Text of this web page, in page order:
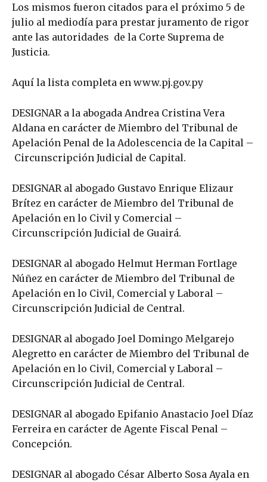
Los mismos fueron citados para el próximo 5 de
julio al mediodía para prestar juramento de rigor
ante las autoridades de la Corte Suprema de
Justicia.
Aquí la lista completa en www.pj.gov.py
DESIGNAR a la abogada Andrea Cristina Vera
Aldana en carácter de Miembro del Tribunal de
Apelación Penal de la Adolescencia de la Capital –
Circunscripción Judicial de Capital.
DESIGNAR al abogado Gustavo Enrique Elizaur
Brítez en carácter de Miembro del Tribunal de
Apelación en lo Civil y Comercial –
Circunscripción Judicial de Guairá.
DESIGNAR al abogado Helmut Herman Fortlage
Núñez en carácter de Miembro del Tribunal de
Apelación en lo Civil, Comercial y Laboral –
Circunscripción Judicial de Central.
DESIGNAR al abogado Joel Domingo Melgarejo
Alegretto en carácter de Miembro del Tribunal de
Apelación en lo Civil, Comercial y Laboral –
Circunscripción Judicial de Central.
DESIGNAR al abogado Epifanio Anastacio Joel Díaz
Ferreira en carácter de Agente Fiscal Penal –
Concepción.
DESIGNAR al abogado César Alberto Sosa Ayala en